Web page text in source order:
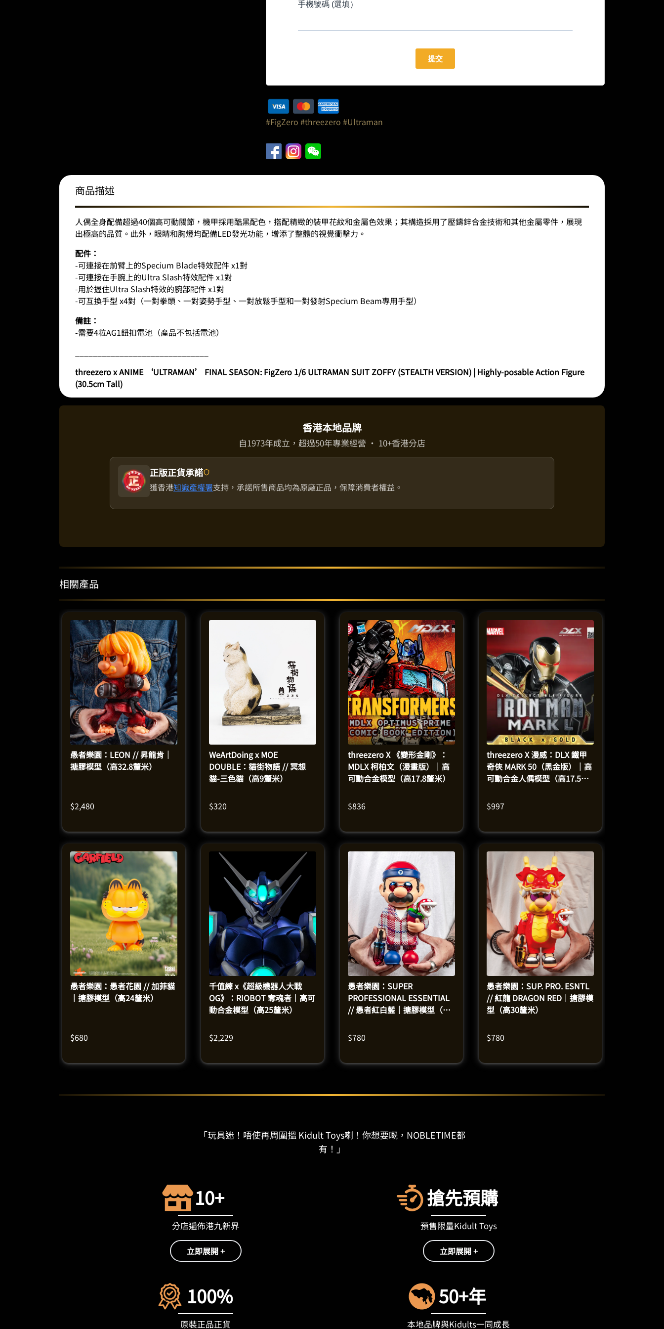
#FigZero #threezero #Ultraman
商品描述
人偶全身配備超過40個高可動關節，機甲採用酷黑配色，搭配精緻的裝甲花紋和金屬色效果；其構造採用了壓鑄鋅合金技術和其他金屬零件，展現
出極高的品質。此外，眼睛和胸燈均配備LED發光功能，增添了整體的視覺衝擊力。
配件：
-可連接在前臂上的Specium Blade特效配件 x1對
-可連接在手腕上的Ultra Slash特效配件 x1對
-用於握住Ultra Slash特效的腕部配件 x1對
-可互換手型 x4對（一對拳頭、一對姿勢手型、一對放鬆手型和一對發射Specium Beam專用手型）
備註：
-需要4粒AG1鈕扣電池（產品不包括電池）
threezero x ANIME ‘ULTRAMAN’ FINAL SEASON: FigZero 1/6 ULTRAMAN SUIT ZOFFY (STEALTH VERSION) | Highly-posable Action Figure
(30.5cm Tall)
香港本地品牌
自1973年成立，超過50年專業經營 · 10+香港分店
正版正貨承諾
獲香港知識產權署支持，承諾所售商品均為原廠正品，保障消費者權益。
相關產品
愚者樂園：LEON // 昇龍肯｜
搪膠模型（高32.8釐米）
$2,480
WeArtDoing x MOE
DOUBLE：貓街物語 // 冥想
貓-三色貓（高9釐米）
$320
threezero X 《變形金剛》：
MDLX 柯柏文（漫畫版）｜高
可動合金模型（高17.8釐米）
$836
threezero X 漫威：DLX 鐵甲
奇俠 MARK 50（黑金版）｜高
可動合金人偶模型（高17.5釐
$997
愚者樂園：愚者花園 // 加菲貓
｜搪膠模型（高24釐米）
$680
千值練 x《超級機器人大戰
OG》：RIOBOT 奪魂者｜高可
動合金模型（高25釐米）
$2,229
愚者樂園：SUPER
PROFESSIONAL ESSENTIAL
// 愚者紅白藍｜搪膠模型（高
$780
愚者樂園：SUP. PRO. ESNTL
// 紅龍 DRAGON RED｜搪膠模
型（高30釐米）
$780
「玩具迷！唔使再周圍搵 Kidult Toys喇！你想要嘅，NOBLETIME都
有！」
10+
分店遍佈港九新界
立即展開 +
搶先預購
預售限量Kidult Toys
立即展開 +
100%
原裝正品正貨
50+年
本地品牌與Kidults一同成長